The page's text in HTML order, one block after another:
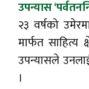
उपन्यास
२३ वर्षको
मार्फत साहित्य
उपन्यासले
।